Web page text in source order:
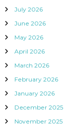
July 2026
June 2026
May 2026
April 2026
March 2026
February 2026
January 2026
December 2025
November 2025